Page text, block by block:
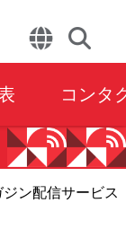
コンタ
ジン配信サービス